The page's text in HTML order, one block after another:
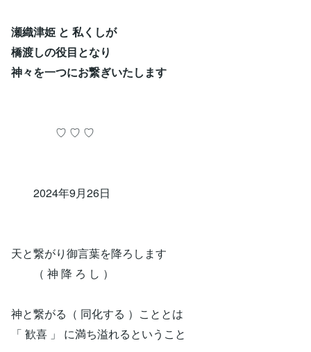
瀬織津姫 と 私くしが
橋渡しの役目となり
神々を一つにお繋ぎいたします
♡ ♡ ♡
2024年9月26日
天と繋がり御言葉を降ろします
（ 神 降 ろ し ）
神と繋がる（ 同化する ）こととは
「 歓喜 」 に満ち溢れるということ